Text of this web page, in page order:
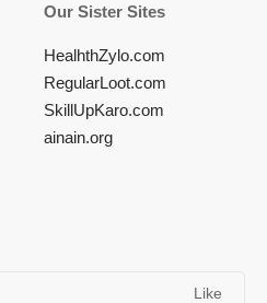
Our Sister Sites
HealhthZylo.com
RegularLoot.com
SkillUpKaro.com
ainain.org
Like